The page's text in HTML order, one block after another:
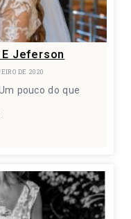
Jeferson
DE 2020
pouco do que